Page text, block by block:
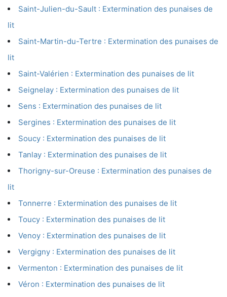
Saint-Julien-du-Sault : Extermination des punaises de
lit
Saint-Martin-du-Tertre : Extermination des punaises de
lit
Saint-Valérien : Extermination des punaises de lit
Seignelay : Extermination des punaises de lit
Sens : Extermination des punaises de lit
Sergines : Extermination des punaises de lit
Soucy : Extermination des punaises de lit
Tanlay : Extermination des punaises de lit
Thorigny-sur-Oreuse : Extermination des punaises de
lit
Tonnerre : Extermination des punaises de lit
Toucy : Extermination des punaises de lit
Venoy : Extermination des punaises de lit
Vergigny : Extermination des punaises de lit
Vermenton : Extermination des punaises de lit
Véron : Extermination des punaises de lit